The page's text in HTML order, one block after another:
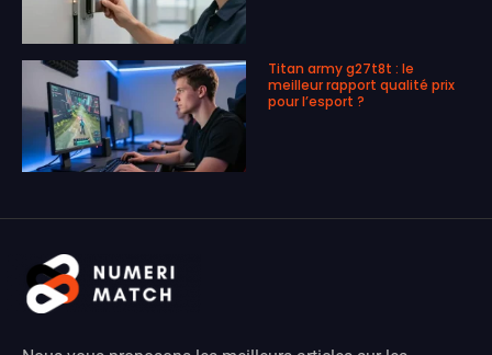
Titan army g27t8t : le
meilleur rapport qualité prix
pour l’esport ?